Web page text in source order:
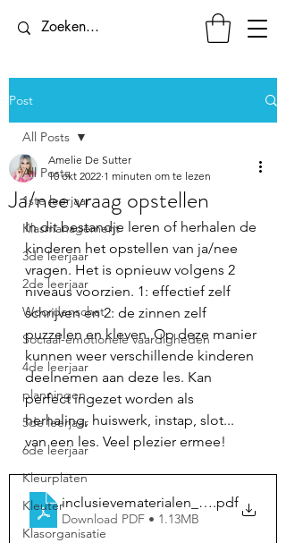
Post
All Posts
1ste leerjaar
Klasmanagement
3de leerjaar
2de leerjaar
Woordenschat
Sociaal-emotionele vaardigheden
4de leerjaar
planningen
5de leerjaar
6de leerjaar
Kleurplaten
Kleuter
Klasorganisatie
All Posts
Ja/nee vraag opstellen
Amelie De Sutter
10 okt 2022 1 minuten om te lezen
In dit bestandje leren of herhalen de
kinderen het opstellen van ja/nee
vragen. Het is opnieuw volgens 2
niveaus voorzien. 1: effectief zelf
schrijven en 2: de zinnen zelf
puzzelen en kleven. Op deze manier
kunnen weer verschillende kinderen
deelnemen aan deze les. Kan
perfect ingezet worden als
herhaling, huiswerk, instap, slot...
van een les. Veel plezier ermee!
.pdf
Download PDF • 1.13MB